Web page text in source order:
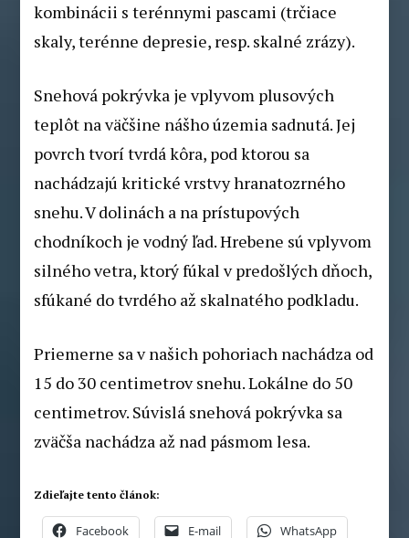
kombinácii s terénnymi pascami (trčiace
skaly, terénne depresie, resp. skalné zrázy).
Snehová pokrývka je vplyvom plusových
teplôt na väčšine nášho územia sadnutá. Jej
povrch tvorí tvrdá kôra, pod ktorou sa
nachádzajú kritické vrstvy hranatozrného
snehu. V dolinách a na prístupových
chodníkoch je vodný ľad. Hrebene sú vplyvom
silného vetra, ktorý fúkal v predošlých dňoch,
sfúkané do tvrdého až skalnatého podkladu.
Priemerne sa v našich pohoriach nachádza od
15 do 30 centimetrov snehu. Lokálne do 50
centimetrov. Súvislá snehová pokrývka sa
zväčša nachádza až nad pásmom lesa.
Zdieľajte tento článok:
Facebook E-mail WhatsApp